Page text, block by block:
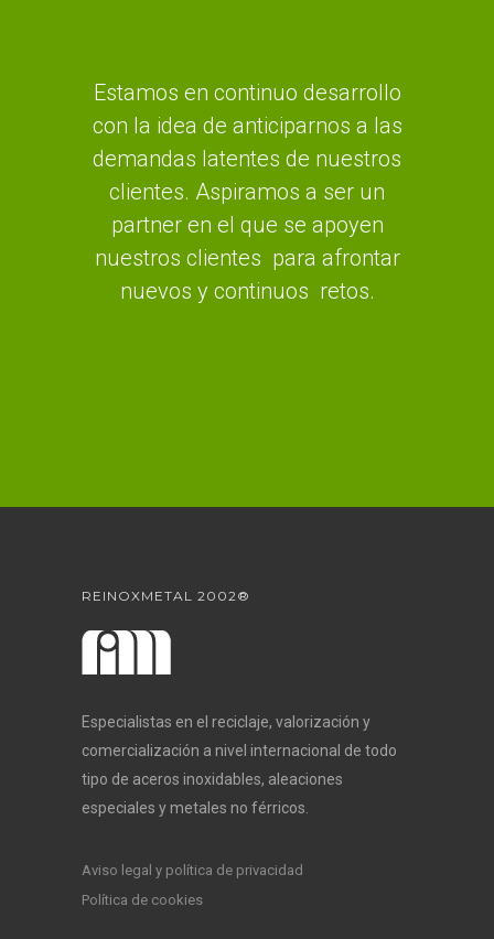
Estamos en continuo desarrollo
con la idea de anticiparnos a las
demandas latentes de nuestros
clientes. Aspiramos a ser un
partner en el que se apoyen
nuestros clientes para afrontar
nuevos y continuos retos.
REINOXMETAL 2002®
Especialistas en el reciclaje, valorización y
comercialización a nivel internacional de todo
tipo de aceros inoxidables, aleaciones
especiales y metales no férricos.
Aviso legal y política de privacidad
Política de cookies